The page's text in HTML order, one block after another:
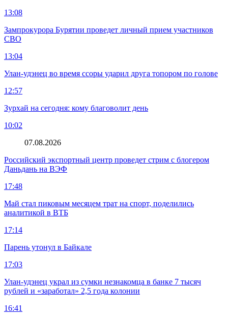
13:08
Зампрокурора Бурятии проведет личный прием участников
СВО
13:04
Улан-удэнец во время ссоры ударил друга топором по голове
12:57
Зурхай на сегодня: кому благоволит день
10:02
07.08.2026
Российский экспортный центр проведет стрим с блогером
Даньдань на ВЭФ
17:48
Май стал пиковым месяцем трат на спорт, поделились
аналитикой в ВТБ
17:14
Парень утонул в Байкале
17:03
Улан-удэнец украл из сумки незнакомца в банке 7 тысяч
рублей и «заработал» 2,5 года колонии
16:41